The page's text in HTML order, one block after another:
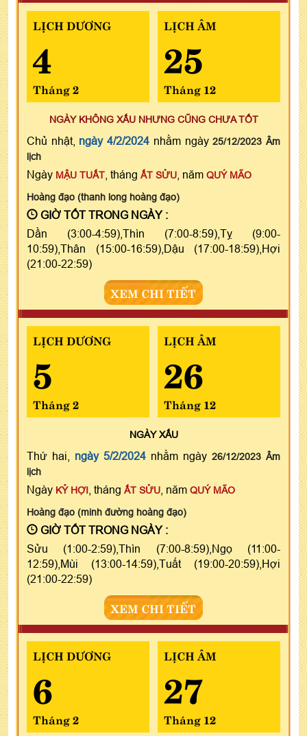
LỊCH DƯƠNG
4
Tháng 2
LỊCH ÂM
25
Tháng 12
NGÀY KHÔNG XẤU NHƯNG CŨNG CHƯA TỐT
Chủ nhật, ngày 4/2/2024 nhằm ngày25/12/2023 Âm
lịch
Ngày MẬU TUẤT , tháng ẤT SỬU , năm QUÝ MÃO
Hoàng đạo (thanh long hoàng đạo)
GIỜ TỐT TRONG NGÀY :
Dần (3:00-4:59),Thìn (7:00-8:59),Tỵ (9:00-
10:59),Thân (15:00-16:59),Dậu (17:00-18:59),Hợi
(21:00-22:59)
XEM CHI TIẾT
LỊCH DƯƠNG
5
Tháng 2
LỊCH ÂM
26
Tháng 12
NGÀYXẤU
Thứ hai, ngày 5/2/2024 nhằm ngày 26/12/2023 Âm
lịch
Ngày KỶ HỢI , tháng ẤT SỬU , năm QUÝ MÃO
Hoàng đạo (minh đường hoàng đạo)
GIỜ TỐT TRONG NGÀY :
Sửu (1:00-2:59),Thìn (7:00-8:59),Ngọ (11:00-
12:59),Mùi (13:00-14:59),Tuất (19:00-20:59),Hợi
(21:00-22:59)
XEM CHI TIẾT
LỊCH DƯƠNG
6
Tháng 2
LỊCH ÂM
27
Tháng 12